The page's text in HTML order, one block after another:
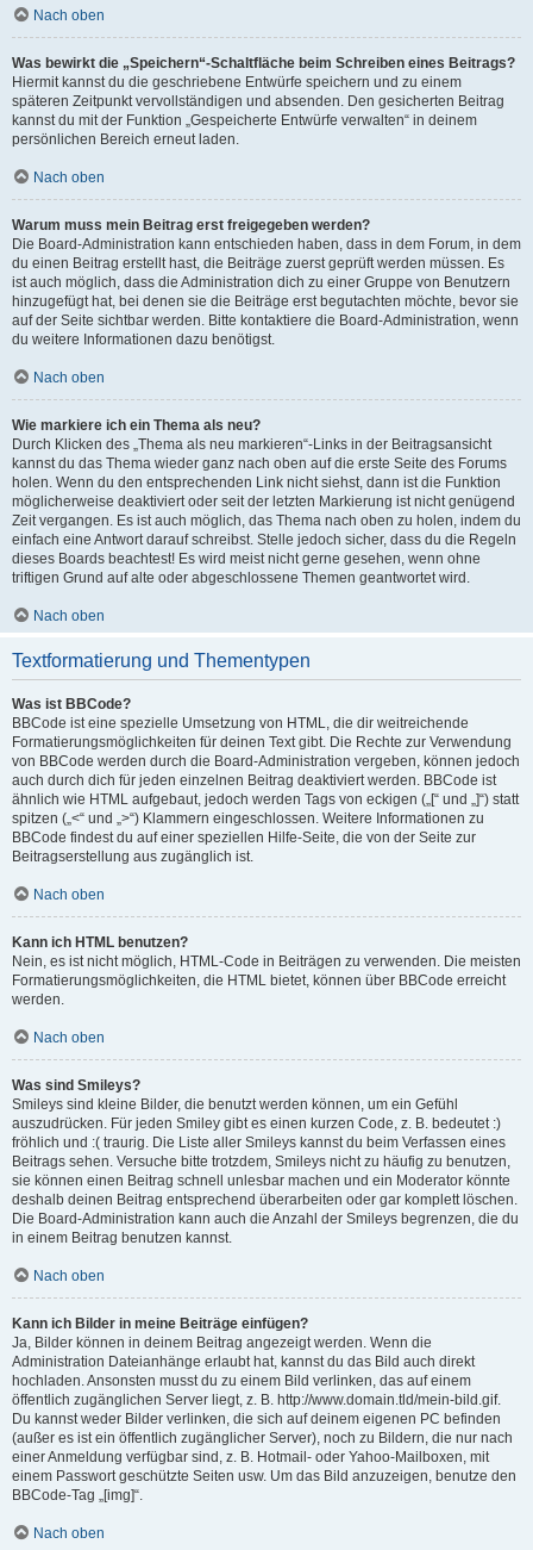
Nach oben
Was bewirkt die „Speichern“-Schaltfläche beim Schreiben eines Beitrags?
Hiermit kannst du die geschriebene Entwürfe speichern und zu einem
späteren Zeitpunkt vervollständigen und absenden. Den gesicherten Beitrag
kannst du mit der Funktion „Gespeicherte Entwürfe verwalten“ in deinem
persönlichen Bereich erneut laden.
Nach oben
Warum muss mein Beitrag erst freigegeben werden?
Die Board-Administration kann entschieden haben, dass in dem Forum, in dem
du einen Beitrag erstellt hast, die Beiträge zuerst geprüft werden müssen. Es
ist auch möglich, dass die Administration dich zu einer Gruppe von Benutzern
hinzugefügt hat, bei denen sie die Beiträge erst begutachten möchte, bevor sie
auf der Seite sichtbar werden. Bitte kontaktiere die Board-Administration, wenn
du weitere Informationen dazu benötigst.
Nach oben
Wie markiere ich ein Thema als neu?
Durch Klicken des „Thema als neu markieren“-Links in der Beitragsansicht
kannst du das Thema wieder ganz nach oben auf die erste Seite des Forums
holen. Wenn du den entsprechenden Link nicht siehst, dann ist die Funktion
möglicherweise deaktiviert oder seit der letzten Markierung ist nicht genügend
Zeit vergangen. Es ist auch möglich, das Thema nach oben zu holen, indem du
einfach eine Antwort darauf schreibst. Stelle jedoch sicher, dass du die Regeln
dieses Boards beachtest! Es wird meist nicht gerne gesehen, wenn ohne
triftigen Grund auf alte oder abgeschlossene Themen geantwortet wird.
Nach oben
Textformatierung und Thementypen
Was ist BBCode?
BBCode ist eine spezielle Umsetzung von HTML, die dir weitreichende
Formatierungsmöglichkeiten für deinen Text gibt. Die Rechte zur Verwendung
von BBCode werden durch die Board-Administration vergeben, können jedoch
auch durch dich für jeden einzelnen Beitrag deaktiviert werden. BBCode ist
ähnlich wie HTML aufgebaut, jedoch werden Tags von eckigen („[“ und „]“) statt
spitzen („<“ und „>“) Klammern eingeschlossen. Weitere Informationen zu
BBCode findest du auf einer speziellen Hilfe-Seite, die von der Seite zur
Beitragserstellung aus zugänglich ist.
Nach oben
Kann ich HTML benutzen?
Nein, es ist nicht möglich, HTML-Code in Beiträgen zu verwenden. Die meisten
Formatierungsmöglichkeiten, die HTML bietet, können über BBCode erreicht
werden.
Nach oben
Was sind Smileys?
Smileys sind kleine Bilder, die benutzt werden können, um ein Gefühl
auszudrücken. Für jeden Smiley gibt es einen kurzen Code, z. B. bedeutet :)
fröhlich und :( traurig. Die Liste aller Smileys kannst du beim Verfassen eines
Beitrags sehen. Versuche bitte trotzdem, Smileys nicht zu häufig zu benutzen,
sie können einen Beitrag schnell unlesbar machen und ein Moderator könnte
deshalb deinen Beitrag entsprechend überarbeiten oder gar komplett löschen.
Die Board-Administration kann auch die Anzahl der Smileys begrenzen, die du
in einem Beitrag benutzen kannst.
Nach oben
Kann ich Bilder in meine Beiträge einfügen?
Ja, Bilder können in deinem Beitrag angezeigt werden. Wenn die
Administration Dateianhänge erlaubt hat, kannst du das Bild auch direkt
hochladen. Ansonsten musst du zu einem Bild verlinken, das auf einem
öffentlich zugänglichen Server liegt, z. B. http://www.domain.tld/mein-bild.gif.
Du kannst weder Bilder verlinken, die sich auf deinem eigenen PC befinden
(außer es ist ein öffentlich zugänglicher Server), noch zu Bildern, die nur nach
einer Anmeldung verfügbar sind, z. B. Hotmail- oder Yahoo-Mailboxen, mit
einem Passwort geschützte Seiten usw. Um das Bild anzuzeigen, benutze den
BBCode-Tag „[img]“.
Nach oben